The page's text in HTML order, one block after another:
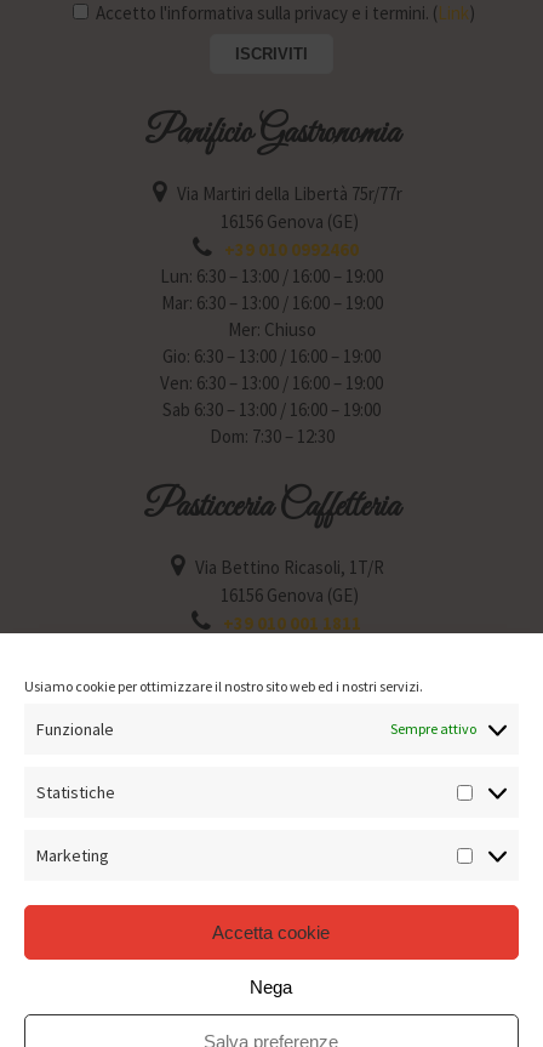
Usiamo cookie per ottimizzare il nostro sito web ed i nostri servizi.
Funzionale Sempre attivo
Statistiche
Marketing
Accetta cookie
Nega
Salva preferenze
Accetto l'informativa sulla privacy e i termini. (Link)
Panificio Gastronomia
Via Martiri della Libertà 75r/77r
16156 Genova (GE)
+39 010 0992460
Lun: 6:30 – 13:00 / 16:00 – 19:00
Mar: 6:30 – 13:00 / 16:00 – 19:00
Mer: Chiuso
Gio: 6:30 – 13:00 / 16:00 – 19:00
Ven: 6:30 – 13:00 / 16:00 – 19:00
Sab 6:30 – 13:00 / 16:00 – 19:00
Dom: 7:30 – 12:30
Pasticceria Caffetteria
Via Bettino Ricasoli, 1T/R
16156 Genova (GE)
+39 010 001 1811
Mar: 6:30 – 12:30 / 15:30 – 19:30
Termini e condizioni di vendita–Informativa sui Cookies